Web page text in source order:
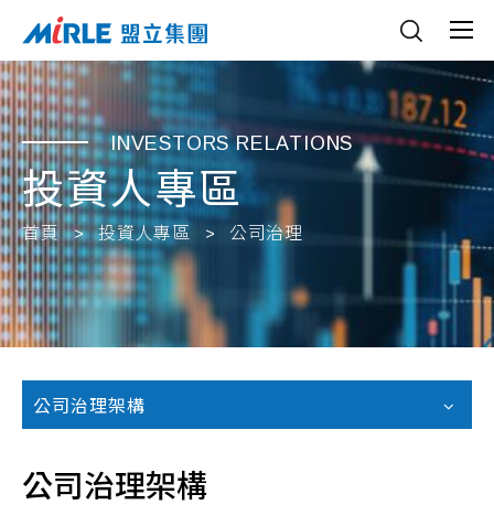
INVESTORS RELATIONS
投資人專區
首頁 投資人專區 公司治理
公司治理架構
公司治理架構